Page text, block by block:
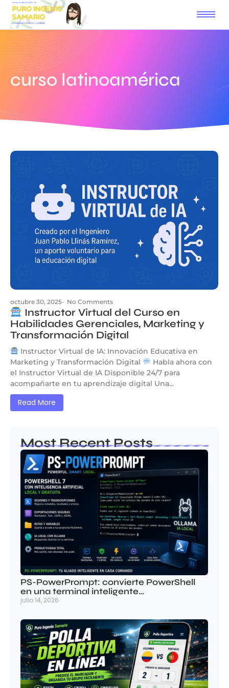
curso latinoamérica
octubre 30, 2025- No Comments
Instructor Virtual del Curso en
Habilidades Gerenciales, Marketing y
Transformación Digital
Instructor Virtual de IA: Innovación Educativa en
Marketing y Transformación Digital
Habla ahora con
el Instructor Virtual de IA Disponible 24/7 para
acompañarte en tu aprendizaje digital Una...
Read More
Most Recent Posts
PS-PowerPrompt: convierte PowerShell
en una terminal inteligente…
julio 14, 2026